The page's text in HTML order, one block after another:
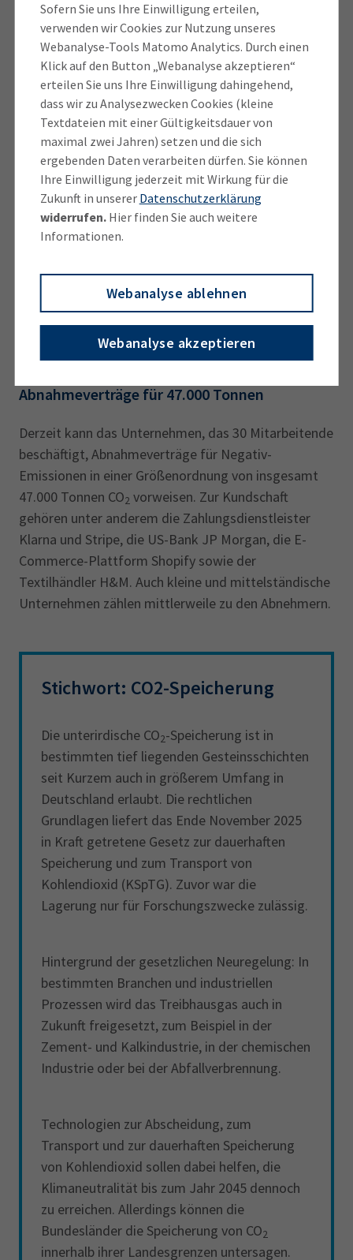
Sofern Sie uns Ihre Einwilligung erteilen,
verwenden wir Cookies zur Nutzung unseres
Webanalyse-Tools Matomo Analytics. Durch einen
Klick auf den Button „Webanalyse akzeptieren“
erteilen Sie uns Ihre Einwilligung dahingehend,
dass wir zu Analysezwecken Cookies (kleine
Textdateien mit einer Gültigkeitsdauer von
maximal zwei Jahren) setzen und die sich
ergebenden Daten verarbeiten dürfen. Sie können
Ihre Einwilligung jederzeit mit Wirkung für die
Zukunft in unserer Datenschutzerklärung
widerrufen.Hier finden Sie auch weitere
Informationen.
Webanalyse ablehnen
Webanalyse akzeptieren
-Fußabdruck, indem sie Restemissionen
kompensieren, die durch die üblichen Maßnahmen zur
Dekarbonisierung nicht komplett vermeidbar sind,
etwa bei industriellen Prozessen, in der Logistik oder
bei Geschäftsreisen. Sie verbessern ihre Klimabilanz
und positionieren sich überdies als Vorreiter in puncto
Klimaschutz durch CO2-Abscheidung.
Weil der kommerzielle Anlagenbetrieb erst in etwa 2
Jahren starten wird, haben die Firmengründer mit
ihren Kunden den späteren Kauf von Negativ-
Emissionen vertraglich vereinbart. Solche
Start-up künftige Einnahmen. Bislang erfolgt die
Finanzierung zu etwa 2 Dritteln durch Fördergelder
Wagniskapital.
Abnahmeverträge für 47.000 Tonnen
Derzeit kann das Unternehmen, das 30 Mitarbeitende
beschäftigt, Abnahmeverträge für Negativ-
Emissionen in einer Größenordnung von insgesamt
47.000 Tonnen CO2 vorweisen. Zur Kundschaft
gehören unter anderem die Zahlungsdienstleister
Klarna und Stripe, die US-Bank JP Morgan, die E-
Commerce-Plattform Shopify sowie der
Textilhändler H&M. Auch kleine und mittelständische
Unternehmen zählen mittlerweile zu den Abnehmern.
Stichwort: CO2-Speicherung
Die unterirdische CO2-Speicherung ist in
bestimmten tief liegenden Gesteinsschichten
seit Kurzem auch in größerem Umfang in
Deutschland erlaubt. Die rechtlichen
Grundlagen liefert das Ende November 2025
in Kraft getretene Gesetz zur dauerhaften
Speicherung und zum Transport von
Kohlendioxid (KSpTG). Zuvor war die
Lagerung nur für Forschungszwecke zulässig.
Hintergrund der gesetzlichen Neuregelung: In
bestimmten Branchen und industriellen
Prozessen wird das Treibhausgas auch in
Zukunft freigesetzt, zum Beispiel in der
Zement- und Kalkindustrie, in der chemischen
Industrie oder bei der Abfallverbrennung.
Technologien zur Abscheidung, zum
Transport und zur dauerhaften Speicherung
von Kohlendioxid sollen dabei helfen, die
Klimaneutralität bis zum Jahr 2045 dennoch
zu erreichen. Allerdings können die
Bundesländer die Speicherung von CO2
innerhalb ihrer Landesgrenzen untersagen.